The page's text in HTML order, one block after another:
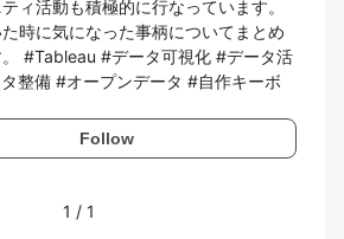
ィ活動も積極的に行なっています。
時に気になった事柄についてまとめ
。 #Tableau #データ可視化 #データ活
整備 #オープンデータ #自作キーボ
Follow
1 / 1